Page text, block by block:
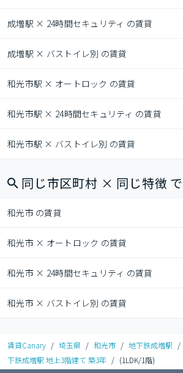
成増駅 × 24時間セキュリティ の賃貸
成増駅 × バストイレ別 の賃貸
和光市駅 × オートロック の賃貸
和光市駅 × 24時間セキュリティ の賃貸
和光市駅 × バストイレ別 の賃貸
同じ市区町村 × 同じ特徴
和光市 の賃貸
和光市 × オートロック の賃貸
和光市 × 24時間セキュリティ の賃貸
和光市 × バストイレ別 の賃貸
賃貸Canary / 埼玉県 / 和光市 / 地下鉄成増駅 /
下鉄成増駅 地上3階建て 築3年 / (1LDK/1階)